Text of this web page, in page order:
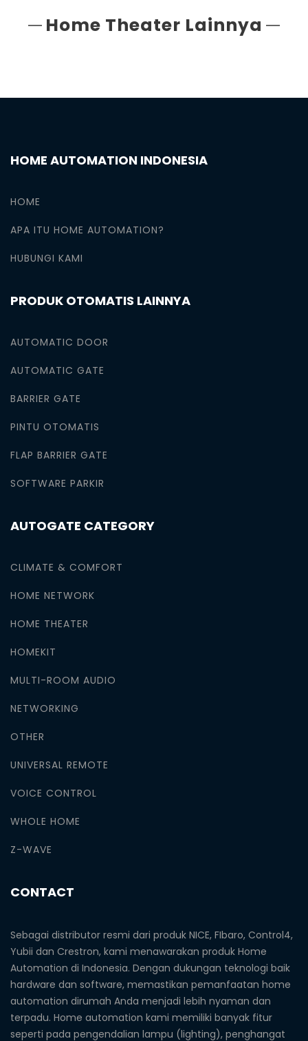
Home Theater Lainnya
HOME AUTOMATION INDONESIA
HOME
APA ITU HOME AUTOMATION?
HUBUNGI KAMI
PRODUK OTOMATIS LAINNYA
AUTOMATIC DOOR
AUTOMATIC GATE
BARRIER GATE
PINTU OTOMATIS
FLAP BARRIER GATE
SOFTWARE PARKIR
AUTOGATE CATEGORY
CLIMATE & COMFORT
HOME NETWORK
HOME THEATER
HOMEKIT
MULTI-ROOM AUDIO
NETWORKING
OTHER
UNIVERSAL REMOTE
VOICE CONTROL
WHOLE HOME
Z-WAVE
CONTACT
Sebagai distributor resmi dari produk NICE, FIbaro, Control4,
Yubii dan Crestron, kami menawarakan produk Home
Automation di Indonesia. Dengan dukungan teknologi baik
hardware dan software, memastikan pemanfaatan home
automation dirumah Anda menjadi lebih nyaman dan
terpadu. Home automation kami memiliki banyak fitur
seperti pada pengendalian lampu (lighting), penghangat